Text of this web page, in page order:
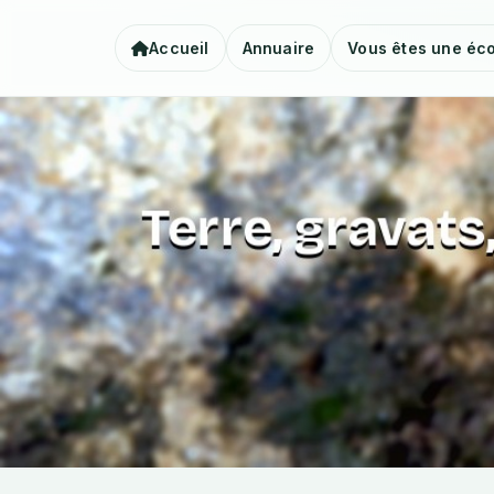
Accueil Annuaire Vous êtes une